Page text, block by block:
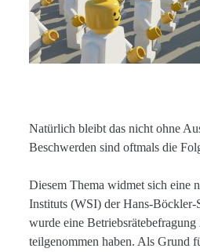
Natürlich bleibt das nicht ohne
Beschwerden sind oftmals die
Diesem Thema widmet sich eine
Instituts (WSI) der Hans-Böckler-
wurde eine
teilgenommen haben. Als Grund